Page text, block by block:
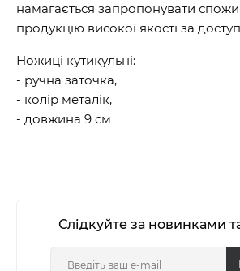
намагається запропонувати
продукцію високої якості за
Ножиці кутикульні:
- ручна заточка,
- колір металік,
- довжина 9 см
Слідкуйте за новинками